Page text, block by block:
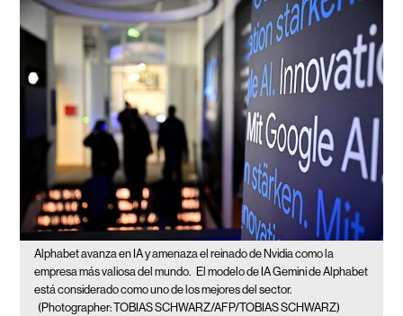
Alphabet avanza en IA y amenaza el reinado de Nvidia como la
empresa más valiosa del mundo. El modelo de IA Gemini de Alphabet
está considerado como uno de los mejores del sector.
(Photographer: TOBIAS SCHWARZ/AFP/TOBIAS SCHWARZ)